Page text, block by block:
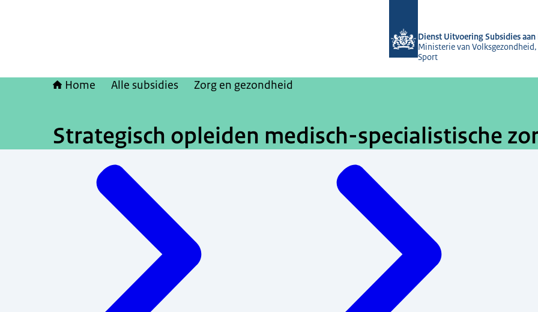
Dienst Uitvoering Subsidies
Ministerie van
Sport
Home Alle subsidies Zorg en gezondheid
Strategisch opleiden medisch-specialistische